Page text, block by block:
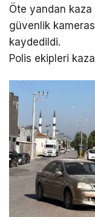
Öte yandan
güvenlik
kaydedildi.
Polis ekipleri